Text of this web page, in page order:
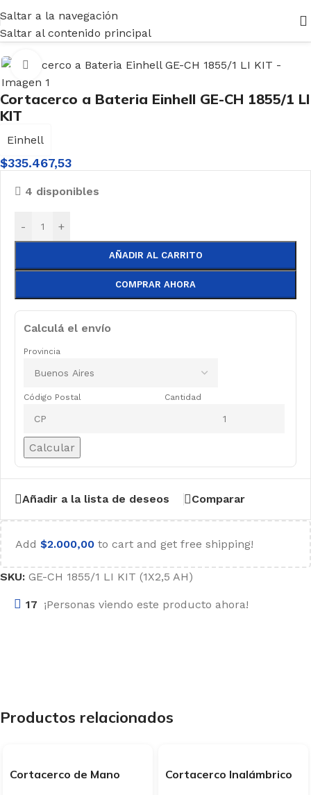
Saltar a la navegación
Saltar al contenido principal
Bosques y Jardín / Cortacercos Cortacercos Batería
Haga clic para ampliar
Cortacerco a Bateria Einhell GE-CH 1855/1 LI
KIT
Einhell
$335.467,53
4 disponibles
- +
AÑADIR AL CARRITO
COMPRAR AHORA
Calculá el envío
Provincia
Código Postal Cantidad
Calcular
Añadir a la lista de deseos Comparar
Add $2.000,00 to cart and get free shipping!
SKU: GE-CH 1855/1 LI KIT (1X2,5 AH)
17 ¡Personas viendo este producto ahora!
Productos relacionados
Cortacerco de Mano
Cortacerco Inalámbrico